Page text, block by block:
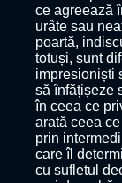
ce agreează
urâte sau
poartă,
totuși, sunt
impresioniști
să înfățișeze
în ceea ce
arată ceea
prin
care îl
cu sufletul